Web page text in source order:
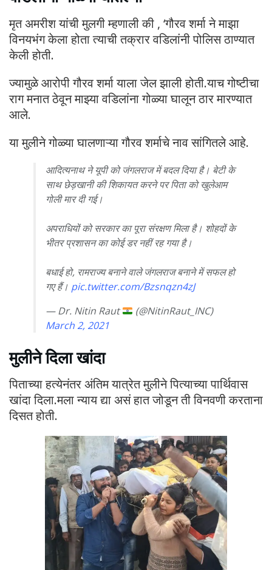
मृत अमरीश यांची मुलगी म्हणाली की , ‘गौरव शर्मा ने माझा
विनयभंग केला होता त्याची तक्रार वडिलांनी पोलिस ठाण्यात
केली होती.
ज्यामुळे आरोपी गौरव शर्मा याला जेल झाली होती.याच गोष्टीचा
राग मनात ठेवून माझ्या वडिलांना गोळ्या घालून ठार मारण्यात
आले.
या मुलीने गोळ्या घालणाऱ्या गौरव शर्माचे नाव सांगितले आहे.
आदित्यनाथ ने यूपी को जंगलराज में बदल दिया है। बेटी के
साथ छेड़खानी की शिकायत करने पर पिता को खुलेआम
गोली मार दी गई।
अपराधियों को सरकार का पूरा संरक्षण मिला है। शोहदों के
भीतर प्रशासन का कोई डर नहीं रह गया है।
बधाई हो, रामराज्य बनाने वाले जंगलराज बनाने में सफल हो
गए हैं। pic.twitter.com/Bzsnqzn4zJ
— Dr. Nitin Raut
(@NitinRaut_INC)
March 2, 2021
मुलीने दिला खांदा
पिताच्या हत्येनंतर अंतिम यात्रेत मुलीने पित्याच्या पार्थिवास
खांदा दिला.मला न्याय द्या असं हात जोडून ती विनवणी करताना
दिसत होती.